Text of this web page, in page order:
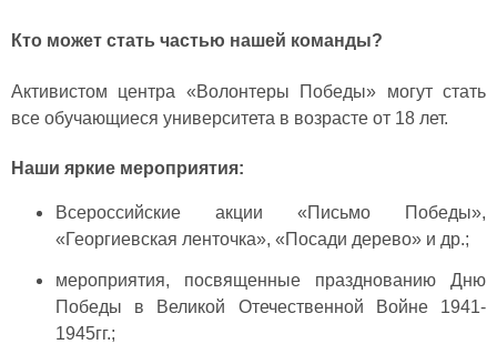
Кто может стать частью нашей команды?
Активистом центра «Волонтеры Победы» могут стать
все обучающиеся университета в возрасте от 18 лет.
Наши яркие мероприятия:
Всероссийские акции «Письмо Победы»,
«Георгиевская ленточка», «Посади дерево» и др.;
мероприятия, посвященные празднованию Дню
Победы в Великой Отечественной Войне 1941-
1945гг.;